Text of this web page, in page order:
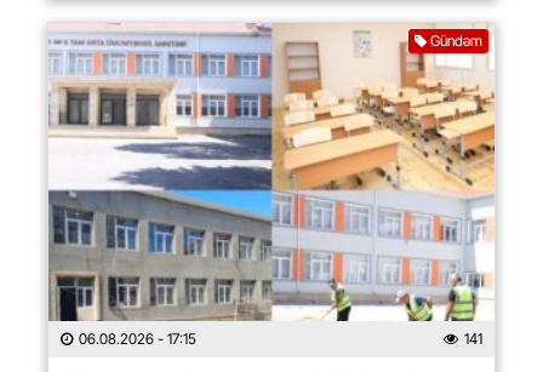
Gündəm
06.08.2026 - 17:15 141